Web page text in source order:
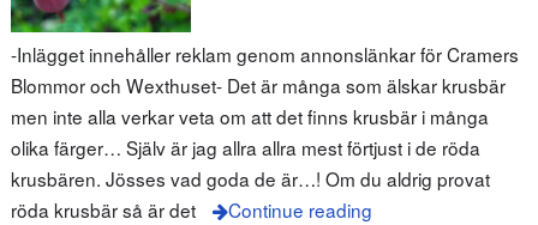
-Inlägget innehåller reklam genom annonslänkar för Cramers
Blommor och Wexthuset- Det är många som älskar krusbär
men inte alla verkar veta om att det finns krusbär i många
olika färger… Själv är jag allra allra mest förtjust i de röda
krusbären. Jösses vad goda de är…! Om du aldrig provat
röda krusbär så är det
Continue reading